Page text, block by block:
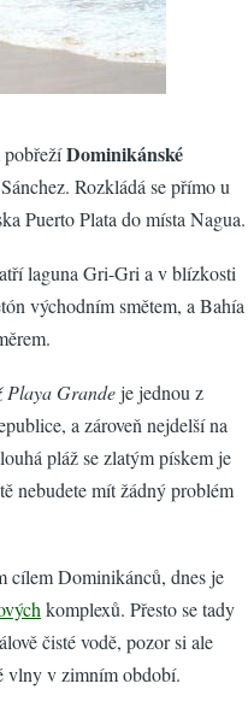
pobřežíDominikánské
Rozkládá se přímo u
Puerto Plata do místa Nagua.
laguna Gri-Gri a v blízkosti
východním smětem, a Bahía
Playa Grandeje jednou z
a zároveň nejdelší na
pláž se zlatým pískem je
nebudete mít žádný problém
cílem Dominikánců, dnes je
komplexů. Přesto se tady
čisté vodě, pozor si ale
vlny v zimním období.